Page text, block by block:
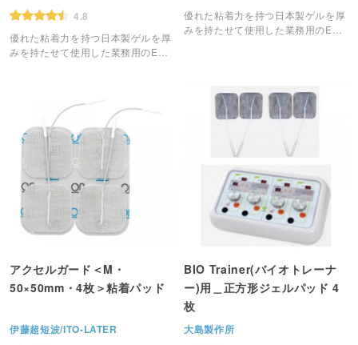
4.8
優れた粘着力を持つ日本製ゲルを厚
みを持たせて使用した業務用のEMS
優れた粘着力を持つ日本製ゲルを厚
みを持たせて使用した業務用のEMS
アクセルガード＜M・
50×50mm・4枚＞粘着パッド
伊藤超短波/ITO-LATER
BIO Trainer(バイオトレーナ
ー)用＿正方形ジェルパッド 4
枚
大島製作所